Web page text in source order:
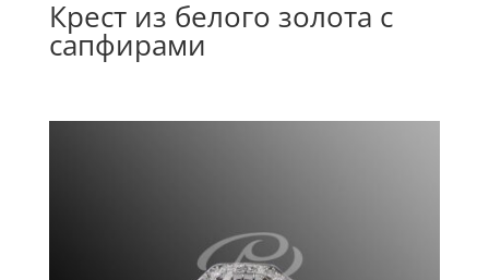
Крест из белого золота с
сапфирами